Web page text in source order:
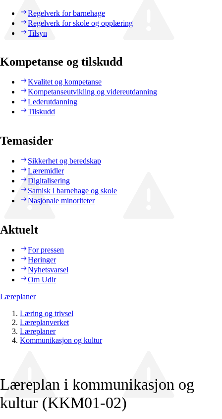
Regelverk for barnehage
Regelverk for skole og opplæring
Tilsyn
Kompetanse og tilskudd
Kvalitet og kompetanse
Kompetanseutvikling og videreutdanning
Lederutdanning
Tilskudd
Temasider
Sikkerhet og beredskap
Læremidler
Digitalisering
Samisk i barnehage og skole
Nasjonale minoriteter
Aktuelt
For pressen
Høringer
Nyhetsvarsel
Om Udir
Læreplaner
Læring og trivsel
Læreplanverket
Læreplaner
Kommunikasjon og kultur
Læreplan i kommunikasjon og
kultur (KKM01‑02)